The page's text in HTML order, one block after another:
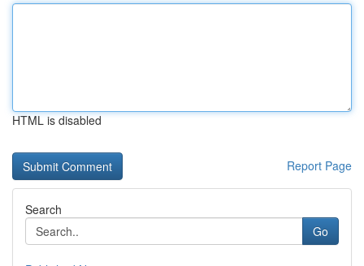
HTML is disabled
Report Page
Search
Go